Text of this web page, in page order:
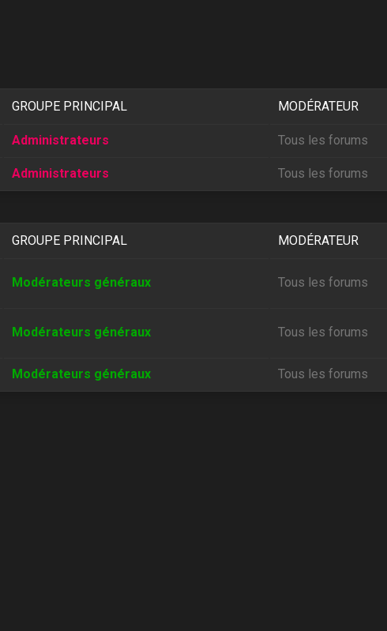
GROUPE PRINCIPAL MODÉRATEUR
Administrateurs Tous les forums
Administrateurs Tous les forums
GROUPE PRINCIPAL MODÉRATEUR
Modérateurs généraux Tous les forums
Modérateurs généraux Tous les forums
Modérateurs généraux Tous les forums